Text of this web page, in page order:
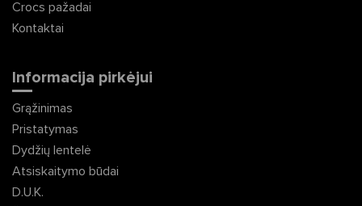
Crocs pažadai
Kontaktai
Informacija pirkėjui
Grąžinimas
Pristatymas
Dydžių lentelė
Atsiskaitymo būdai
D.U.K.